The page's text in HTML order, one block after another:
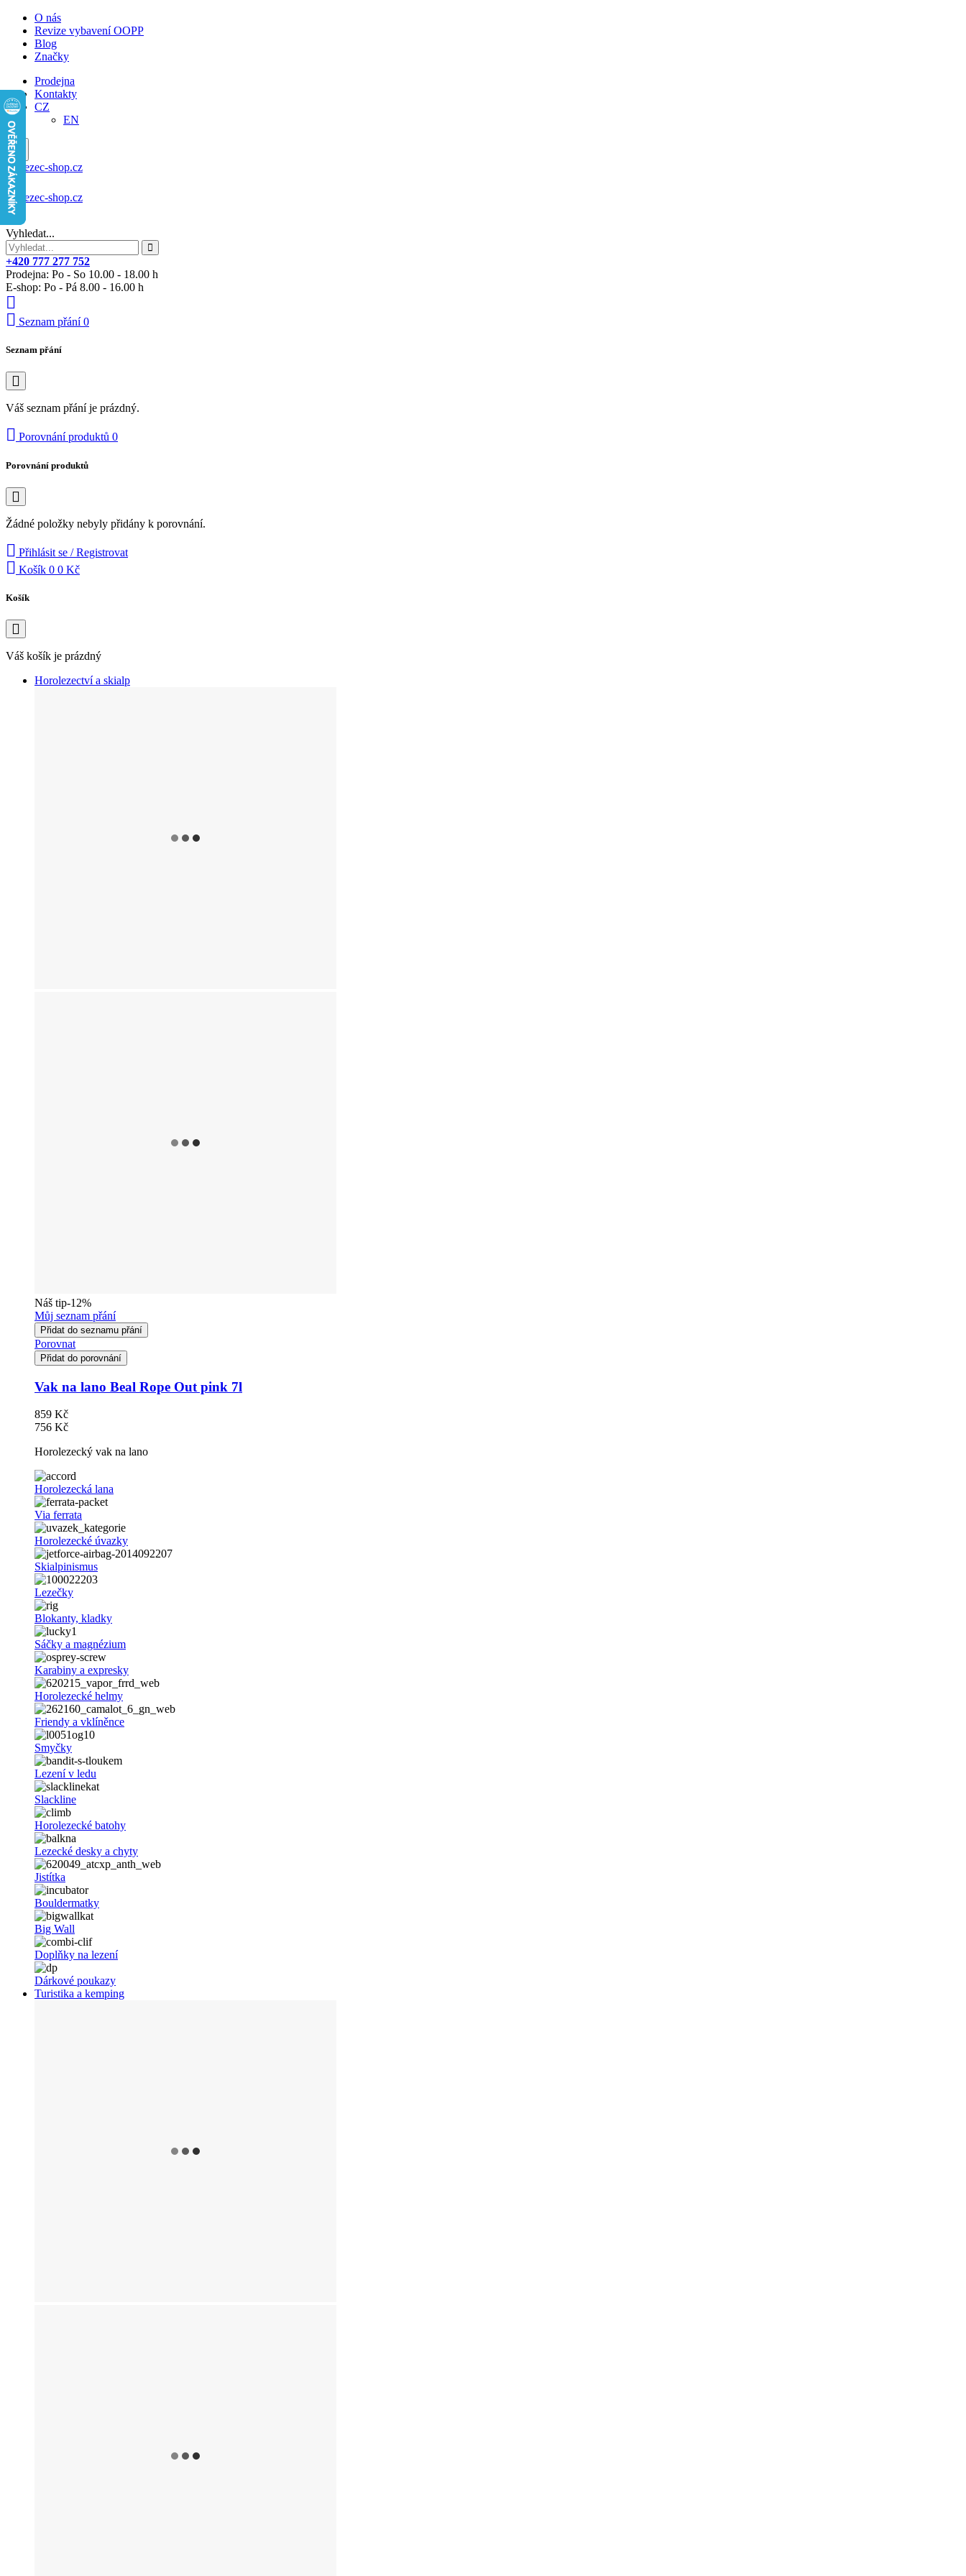
O nás
Revize vybavení OOPP
Blog
Značky
Prodejna
Kontakty
CZ
EN
Vyhledat...
+420 777 277 752
Prodejna: Po - So 10.00 - 18.00 h
E-shop: Po - Pá 8.00 - 16.00 h
Seznam přání 0
Seznam přání
Váš seznam přání je prázdný.
Porovnání produktů 0
Porovnání produktů
Žádné položky nebyly přidány k porovnání.
Přihlásit se / Registrovat
Košík 0 0 Kč
Košík
Váš košík je prázdný
Horolezectví a skialp
Náš tip-12%
Můj seznam přání
Přidat do seznamu přání
Porovnat
Přidat do porovnání
Vak na lano Beal Rope Out pink 7l
859 Kč
756 Kč
Horolezecký vak na lano
Horolezecká lana
Via ferrata
Horolezecké úvazky
Skialpinismus
Lezečky
Blokanty, kladky
Sáčky a magnézium
Karabiny a expresky
Horolezecké helmy
Friendy a vklíněnce
Smyčky
Lezení v ledu
Slackline
Horolezecké batohy
Lezecké desky a chyty
Jistítka
Bouldermatky
Big Wall
Doplňky na lezení
Dárkové poukazy
Turistika a kemping